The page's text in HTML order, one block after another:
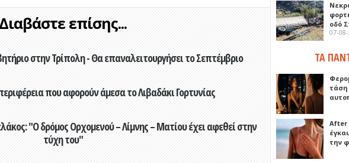
επίσης...
στην Τρίπολη - Θα επαναλειτουργήσει το Σεπτέμβριο
που αφορούν άμεσα το Λιβαδάκι Γορτυνίας
"Ο δρόμος Ορχομενού – Λίμνης – Ματίου έχει αφεθεί στην
τύχη του"
οδό
07-
ΤΑ
τάση
After
την